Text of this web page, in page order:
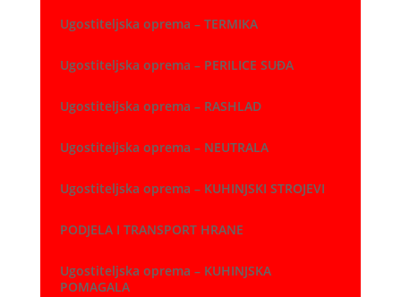
Ugostiteljska oprema – TERMIKA
Ugostiteljska oprema – PERILICE SUĐA
Ugostiteljska oprema – RASHLAD
Ugostiteljska oprema – NEUTRALA
Ugostiteljska oprema – KUHINJSKI STROJEVI
PODJELA I TRANSPORT HRANE
Ugostiteljska oprema – KUHINJSKA
POMAGALA